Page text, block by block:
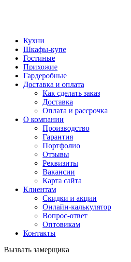
Кухни
Шкафы-купе
Гостиные
Прихожие
Гардеробные
Доставка и оплата
Как сделать заказ
Доставка
Оплата и рассрочка
О компании
Производство
Гарантия
Портфолио
Отзывы
Реквизиты
Вакансии
Карта сайта
Клиентам
Скидки и акции
Онлайн-калькулятор
Вопрос-ответ
Оптовикам
Контакты
Вызвать замерщика